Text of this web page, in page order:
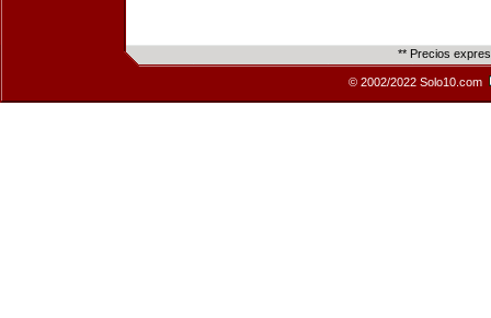
** Precios
© 2002/2022 Solo10.com